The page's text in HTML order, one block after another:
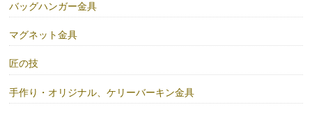
バッグハンガー金具
マグネット金具
匠の技
手作り・オリジナル、ケリーバーキン金具